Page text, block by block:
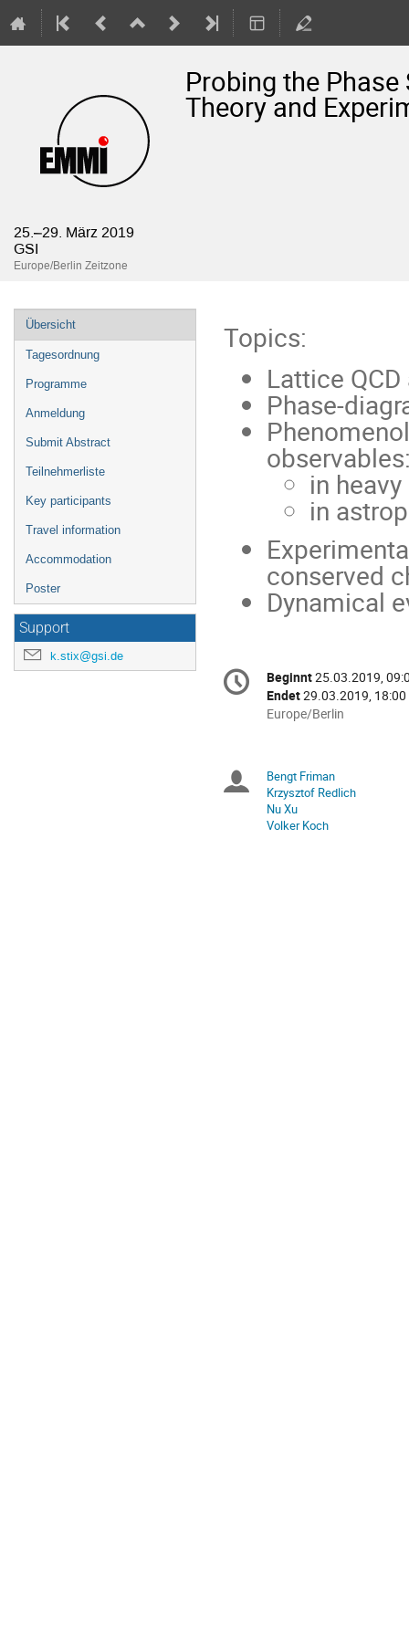
Probing the
Theory and
25.–29. März 2019
GSI
Europe/Berlin Zeitzone
Veranstaltungsmenü
Übersicht
Tagesordnung
Programme
Anmeldung
Submit Abstract
Teilnehmerliste
Key participants
Travel information
Accommodation
Poster
Support
k.stix@gsi.de
Topics:
Lattice
Phase-
in
in
conserved
Dynamical
Datum/Zeit
Beginnt25.03.2019,
Endet29.03.2019, 18:00
Alle
Europe/Berlin
Europe/Berlin
Sitzungsleiter
Bengt Friman
Krzysztof Redlich
Nu Xu
Volker Koch